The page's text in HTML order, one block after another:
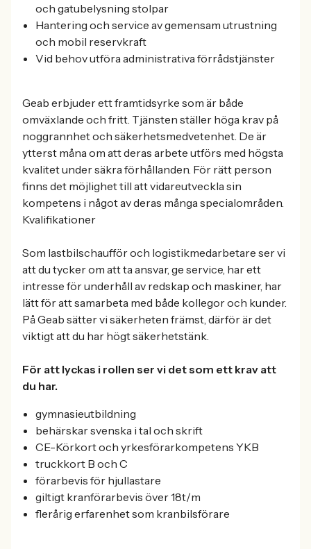
och gatubelysning stolpar
Hantering och service av gemensam utrustning
och mobil reservkraft
Vid behov utföra administrativa förrådstjänster
Geab erbjuder ett framtidsyrke som är både
omväxlande och fritt. Tjänsten ställer höga krav på
noggrannhet och säkerhetsmedvetenhet. De är
ytterst måna om att deras arbete utförs med högsta
kvalitet under säkra förhållanden. För rätt person
finns det möjlighet till att vidareutveckla sin
kompetens i något av deras många specialområden.
Kvalifikationer
Som lastbilschaufför och logistikmedarbetare ser vi
att du tycker om att ta ansvar, ge service, har ett
intresse för underhåll av redskap och maskiner, har
lätt för att samarbeta med både kollegor och kunder.
På Geab sätter vi säkerheten främst, därför är det
viktigt att du har högt säkerhetstänk.
För att lyckas i rollen ser vi det som ett krav att
du har.
gymnasieutbildning
behärskar svenska i tal och skrift
CE-Körkort och yrkesförarkompetens YKB
truckkort B och C
förarbevis för hjullastare
giltigt kranförarbevis över 18t/m
flerårig erfarenhet som kranbilsförare